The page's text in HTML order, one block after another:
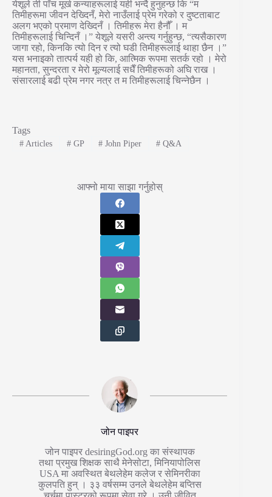
येशूले ती पाँच मूर्ख कन्याहरूलाई यही भन्दै हुनुहन्छ कि “म
तिमीहरूमा जीवन देख्दिनँ, मेरो नाउँलाई प्रेम गरेको र दुष्टताबाट
अलग भएको प्रमाण देख्दिनँ । तिमीहरू मेरा हैनौँ । म
तिमीहरूलाई चिन्दिनँ ।” येशूले यसरी अन्त्य गर्नुहुन्छ, “त्यसैकारण
जागा रहो, किनकि त्यो दिन र त्यो घडी तिमीहरूलाई थाहा छैन ।”
यस भनाइको तात्पर्य यही हो कि, आत्मिक रूपमा सतर्क रहो । मेरो
महानता, सुन्दरता र मेरो मूल्यलाई सधैँ तिमीहरूको अघि राख ।
संसारलाई बढी प्रेम नगर नत्र त म तिमीहरूलाई चिन्नेछैन ।
Tags
#Articles #GP # John Piper # Q&A
आफ्नो माया साझा गर्नुहोस्
जोन पाइपर
जोन पाइपर desiringGod.org का संस्थापक
तथा प्रमुख शिक्षक साथै मेनेसोटा, मिनियापोलिस
USA मा अवस्थित बेथलेहेम कलेज र सेमिनरीका
कुलपति हुन् । ३३ वर्षसम्म उनले बेथलेहेम बप्तिस